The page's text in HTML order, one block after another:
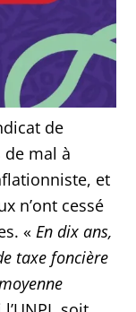
de
de mal à
et
n’ont cessé
«En dix ans,
taxe foncière